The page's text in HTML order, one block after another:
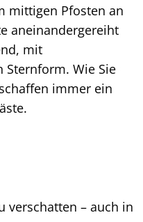
mittigen Pfosten an
aneinandergereiht
mit
Sternform. Wie Sie
immer ein
verschatten – auch in